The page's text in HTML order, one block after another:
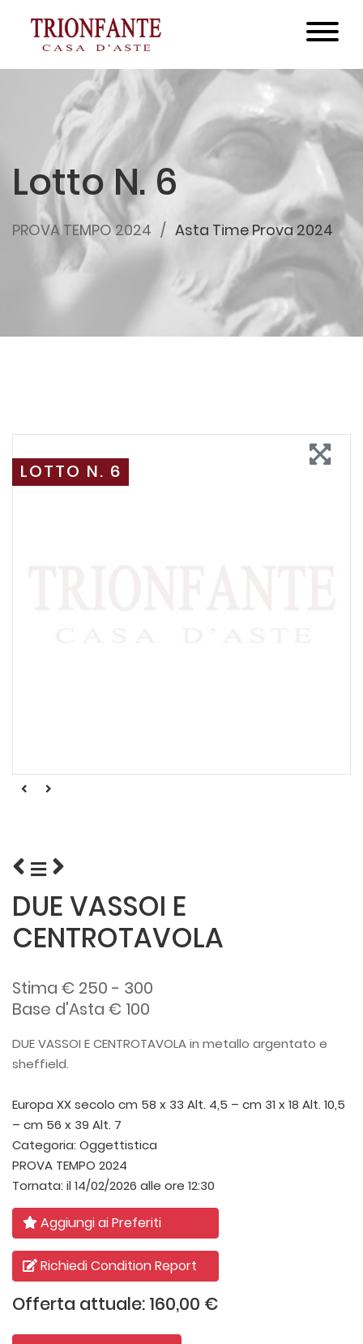
Lotto N. 6
PROVA TEMPO 2024 Asta Time Prova 2024
LOTTO N. 6
DUE VASSOI E
CENTROTAVOLA
Stima € 250 - 300
Base d'Asta € 100
DUE VASSOI E CENTROTAVOLA in metallo argentato e
sheffield.
Europa XX secolo cm 58 x 33 Alt. 4,5 – cm 31 x 18 Alt. 10,5
– cm 56 x 39 Alt. 7
Categoria: Oggettistica
PROVA TEMPO 2024
Tornata: il 14/02/2026 alle ore 12:30
Aggiungi ai Preferiti
Richiedi Condition Report
Offerta attuale: 160,00 €